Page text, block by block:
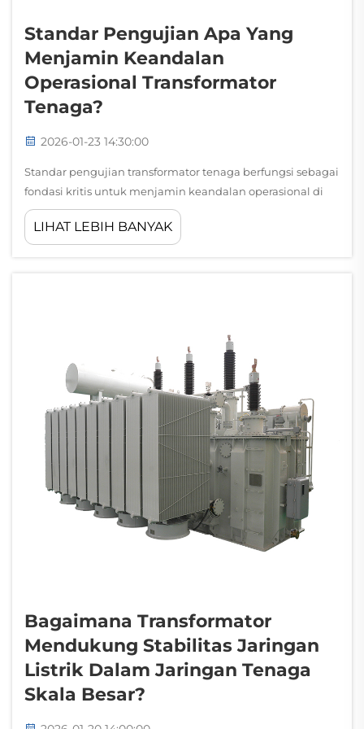
Standar Pengujian Apa Yang
Menjamin Keandalan
Operasional Transformator
Tenaga?
2026-01-23 14:30:00
Standar pengujian transformator tenaga berfungsi sebagai
fondasi kritis untuk menjamin keandalan operasional di
seluruh sistem tenaga listrik di seluruh dunia. Protokol
pengujian komprehensif ini menetapkan tolok ukur
LIHAT LEBIH BANYAK
Bagaimana Transformator
Mendukung Stabilitas Jaringan
Listrik Dalam Jaringan Tenaga
Skala Besar?